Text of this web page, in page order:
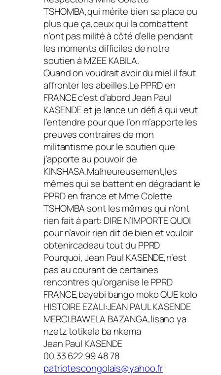
TSHOMBA,qui mérite bien sa place ou
plus que ça,ceux qui la combattent
n’ont pas milité à côté d’elle pendant
les moments difficiles de notre
soutien à MZEE KABILA.
Quand on voudrait avoir du miel il faut
affronter les abeilles.Le PPRD en
FRANCE c’est d’abord Jean Paul
KASENDE et je lance un défi à qui veut
l’entendre pour que l’on m’apporte les
preuves contraires de mon
militantisme pour le soutien que
j’apporte au pouvoir de
KINSHASA.Malheureusement,les
mêmes qui se battent en dégradant le
PPRD en france et Mme Colette
TSHOMBA sont les mêmes qui n’ont
rien fait à part: DIRE N’IMPORTE QUOI
pour n’avoir rien dit de bien et vouloir
obtenircadeau tout du PPRD
Pourquoi, Jean Paul KASENDE,n’est
pas au courant de certaines
rencontres qu’organise le PPRD
FRANCE,bayebi bango moko QUE kolo
HISTOIRE EZALI:JEAN PAUL KASENDE
MERCI.BAWELA BAZANGA,lisano ya
nzetz totikela ba nkema
Jean Paul KASENDE
00 33 622 99 48 78
patriotescongolais@yahoo.fr